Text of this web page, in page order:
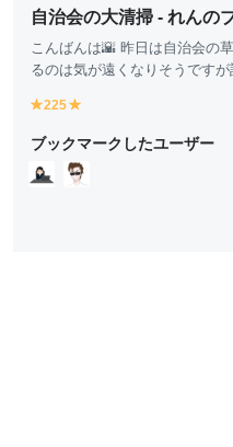
自治会の大清掃 - れんの
こんばんは🌇 昨日は自治会の
るのは気が遠くなりそうです
y
ll
o
w
225
ll
o
w
ブックマークしたユーザー